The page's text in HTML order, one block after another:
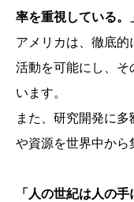
率を重視している。
アメリカは、徹底
活動を可能にし、そ
います。
また、研究開発に
や資源を世界中から
「人の世紀は人の